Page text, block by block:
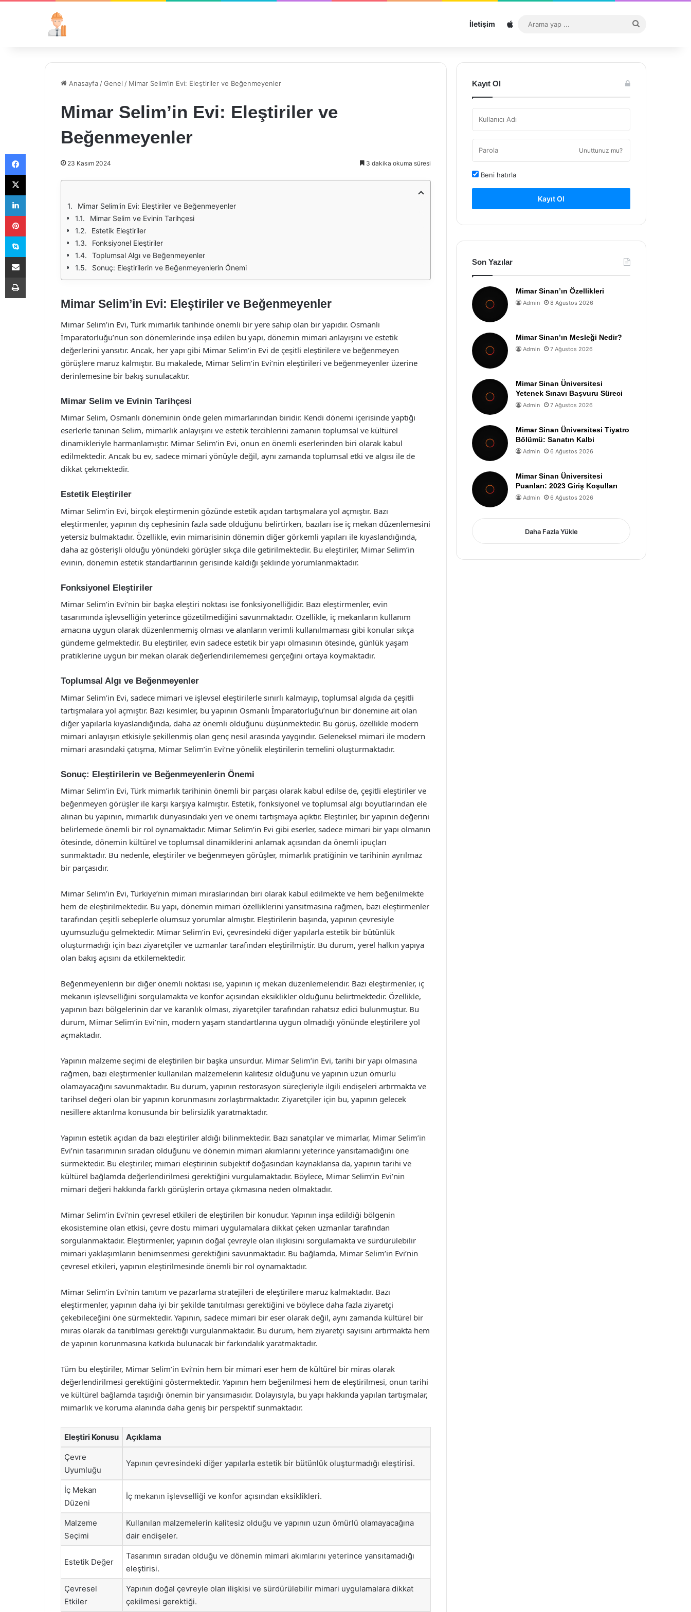
İletişim Sitemap
...
Anasayfa /Genel / Mimar Selim’in Evi: Eleştiriler ve Beğenmeyenler
Mimar Selim’in Evi: Eleştiriler ve
Beğenmeyenler
23 Kasım 2024 3 dakika okuma süresi
Mimar Selim'in Evi: Eleştiriler ve Beğenmeyenler
Mimar Selim ve Evinin Tarihçesi
Estetik Eleştiriler
Fonksiyonel Eleştiriler
Toplumsal Algı ve Beğenmeyenler
Sonuç: Eleştirilerin ve Beğenmeyenlerin Önemi
Mimar Selim’in Evi: Eleştiriler ve Beğenmeyenler
Mimar Selim’in Evi, Türk mimarlık tarihinde önemli bir yere sahip olan bir yapıdır. Osmanlı
İmparatorluğu’nun son dönemlerinde inşa edilen bu yapı, dönemin mimari anlayışını ve estetik
değerlerini yansıtır. Ancak, her yapı gibi Mimar Selim’in Evi de çeşitli eleştirilere ve beğenmeyen
görüşlere maruz kalmıştır. Bu makalede, Mimar Selim’in Evi’nin eleştirileri ve beğenmeyenler üzerine
derinlemesine bir bakış sunulacaktır.
Mimar Selim ve Evinin Tarihçesi
Mimar Selim, Osmanlı döneminin önde gelen mimarlarından biridir. Kendi dönemi içerisinde yaptığı
eserlerle tanınan Selim, mimarlık anlayışını ve estetik tercihlerini zamanın toplumsal ve kültürel
dinamikleriyle harmanlamıştır. Mimar Selim’in Evi, onun en önemli eserlerinden biri olarak kabul
edilmektedir. Ancak bu ev, sadece mimari yönüyle değil, aynı zamanda toplumsal etki ve algısı ile de
dikkat çekmektedir.
Estetik Eleştiriler
Mimar Selim’in Evi, birçok eleştirmenin gözünde estetik açıdan tartışmalara yol açmıştır. Bazı
eleştirmenler, yapının dış cephesinin fazla sade olduğunu belirtirken, bazıları ise iç mekan düzenlemesini
yetersiz bulmaktadır. Özellikle, evin mimarisinin dönemin diğer görkemli yapıları ile kıyaslandığında,
daha az gösterişli olduğu yönündeki görüşler sıkça dile getirilmektedir. Bu eleştiriler, Mimar Selim’in
evinin, dönemin estetik standartlarının gerisinde kaldığı şeklinde yorumlanmaktadır.
Fonksiyonel Eleştiriler
Mimar Selim’in Evi’nin bir başka eleştiri noktası ise fonksiyonelliğidir. Bazı eleştirmenler, evin
tasarımında işlevselliğin yeterince gözetilmediğini savunmaktadır. Özellikle, iç mekanların kullanım
amacına uygun olarak düzenlenmemiş olması ve alanların verimli kullanılmaması gibi konular sıkça
gündeme gelmektedir. Bu eleştiriler, evin sadece estetik bir yapı olmasının ötesinde, günlük yaşam
pratiklerine uygun bir mekan olarak değerlendirilememesi gerçeğini ortaya koymaktadır.
Toplumsal Algı ve Beğenmeyenler
Mimar Selim’in Evi, sadece mimari ve işlevsel eleştirilerle sınırlı kalmayıp, toplumsal algıda da çeşitli
tartışmalara yol açmıştır. Bazı kesimler, bu yapının Osmanlı İmparatorluğu’nun bir dönemine ait olan
diğer yapılarla kıyaslandığında, daha az önemli olduğunu düşünmektedir. Bu görüş, özellikle modern
mimari anlayışın etkisiyle şekillenmiş olan genç nesil arasında yaygındır. Geleneksel mimari ile modern
mimari arasındaki çatışma, Mimar Selim’in Evi’ne yönelik eleştirilerin temelini oluşturmaktadır.
Sonuç: Eleştirilerin ve Beğenmeyenlerin Önemi
Mimar Selim’in Evi, Türk mimarlık tarihinin önemli bir parçası olarak kabul edilse de, çeşitli eleştiriler ve
beğenmeyen görüşler ile karşı karşıya kalmıştır. Estetik, fonksiyonel ve toplumsal algı boyutlarından ele
alınan bu yapının, mimarlık dünyasındaki yeri ve önemi tartışmaya açıktır. Eleştiriler, bir yapının değerini
belirlemede önemli bir rol oynamaktadır. Mimar Selim’in Evi gibi eserler, sadece mimari bir yapı olmanın
ötesinde, dönemin kültürel ve toplumsal dinamiklerini anlamak açısından da önemli ipuçları
sunmaktadır. Bu nedenle, eleştiriler ve beğenmeyen görüşler, mimarlık pratiğinin ve tarihinin ayrılmaz
bir parçasıdır.
Mimar Selim’in Evi, Türkiye’nin mimari miraslarından biri olarak kabul edilmekte ve hem beğenilmekte
hem de eleştirilmektedir. Bu yapı, dönemin mimari özelliklerini yansıtmasına rağmen, bazı eleştirmenler
tarafından çeşitli sebeplerle olumsuz yorumlar almıştır. Eleştirilerin başında, yapının çevresiyle
uyumsuzluğu gelmektedir. Mimar Selim’in Evi, çevresindeki diğer yapılarla estetik bir bütünlük
oluşturmadığı için bazı ziyaretçiler ve uzmanlar tarafından eleştirilmiştir. Bu durum, yerel halkın yapıya
olan bakış açısını da etkilemektedir.
Beğenmeyenlerin bir diğer önemli noktası ise, yapının iç mekan düzenlemeleridir. Bazı eleştirmenler, iç
mekanın işlevselliğini sorgulamakta ve konfor açısından eksiklikler olduğunu belirtmektedir. Özellikle,
yapının bazı bölgelerinin dar ve karanlık olması, ziyaretçiler tarafından rahatsız edici bulunmuştur. Bu
durum, Mimar Selim’in Evi’nin, modern yaşam standartlarına uygun olmadığı yönünde eleştirilere yol
açmaktadır.
Yapının malzeme seçimi de eleştirilen bir başka unsurdur. Mimar Selim’in Evi, tarihi bir yapı olmasına
rağmen, bazı eleştirmenler kullanılan malzemelerin kalitesiz olduğunu ve yapının uzun ömürlü
olamayacağını savunmaktadır. Bu durum, yapının restorasyon süreçleriyle ilgili endişeleri artırmakta ve
tarihsel değeri olan bir yapının korunmasını zorlaştırmaktadır. Ziyaretçiler için bu, yapının gelecek
nesillere aktarılma konusunda bir belirsizlik yaratmaktadır.
Yapının estetik açıdan da bazı eleştiriler aldığı bilinmektedir. Bazı sanatçılar ve mimarlar, Mimar Selim’in
Evi’nin tasarımının sıradan olduğunu ve dönemin mimari akımlarını yeterince yansıtamadığını öne
sürmektedir. Bu eleştiriler, mimari eleştirinin subjektif doğasından kaynaklansa da, yapının tarihi ve
kültürel bağlamda değerlendirilmesi gerektiğini vurgulamaktadır. Böylece, Mimar Selim’in Evi’nin
mimari değeri hakkında farklı görüşlerin ortaya çıkmasına neden olmaktadır.
Mimar Selim’in Evi’nin çevresel etkileri de eleştirilen bir konudur. Yapının inşa edildiği bölgenin
ekosistemine olan etkisi, çevre dostu mimari uygulamalara dikkat çeken uzmanlar tarafından
sorgulanmaktadır. Eleştirmenler, yapının doğal çevreyle olan ilişkisini sorgulamakta ve sürdürülebilir
mimari yaklaşımların benimsenmesi gerektiğini savunmaktadır. Bu bağlamda, Mimar Selim’in Evi’nin
çevresel etkileri, yapının eleştirilmesinde önemli bir rol oynamaktadır.
Mimar Selim’in Evi’nin tanıtım ve pazarlama stratejileri de eleştirilere maruz kalmaktadır. Bazı
eleştirmenler, yapının daha iyi bir şekilde tanıtılması gerektiğini ve böylece daha fazla ziyaretçi
çekebileceğini öne sürmektedir. Yapının, sadece mimari bir eser olarak değil, aynı zamanda kültürel bir
miras olarak da tanıtılması gerektiği vurgulanmaktadır. Bu durum, hem ziyaretçi sayısını artırmakta hem
de yapının korunmasına katkıda bulunacak bir farkındalık yaratmaktadır.
Tüm bu eleştiriler, Mimar Selim’in Evi’nin hem bir mimari eser hem de kültürel bir miras olarak
değerlendirilmesi gerektiğini göstermektedir. Yapının hem beğenilmesi hem de eleştirilmesi, onun tarihi
ve kültürel bağlamda taşıdığı önemin bir yansımasıdır. Dolayısıyla, bu yapı hakkında yapılan tartışmalar,
mimarlık ve koruma alanında daha geniş bir perspektif sunmaktadır.
Eleştiri Konusu Açıklama
Çevre
Uyumluğu
Yapının çevresindeki diğer yapılarla estetik bir bütünlük oluşturmadığı eleştirisi.
İç Mekan
Düzeni
İç mekanın işlevselliği ve konfor açısından eksiklikleri.
Malzeme
Seçimi
Kullanılan malzemelerin kalitesiz olduğu ve yapının uzun ömürlü olamayacağına
dair endişeler.
Estetik Değer
Tasarımın sıradan olduğu ve dönemin mimari akımlarını yeterince yansıtamadığı
eleştirisi.
Çevresel
Etkiler
Yapının doğal çevreyle olan ilişkisi ve sürdürülebilir mimari uygulamalara dikkat
çekilmesi gerektiği.
Kayıt Ol
Unuttunuz mu?
Beni hatırla
Kayıt Ol
Son Yazılar
Mimar Sinan’ın Özellikleri
Admin 8 Ağustos 2026
Mimar Sinan’ın Mesleği Nedir?
Admin 7 Ağustos 2026
Mimar Sinan Üniversitesi
Yetenek Sınavı Başvuru Süreci
Admin 7 Ağustos 2026
Mimar Sinan Üniversitesi Tiyatro
Bölümü: Sanatın Kalbi
Admin 6 Ağustos 2026
Mimar Sinan Üniversitesi
Puanları: 2023 Giriş Koşulları
Admin 6 Ağustos 2026
Daha Fazla Yükle
Facebook
X
LinkedIn
Pinterest
Skype
E-Posta ile paylaş